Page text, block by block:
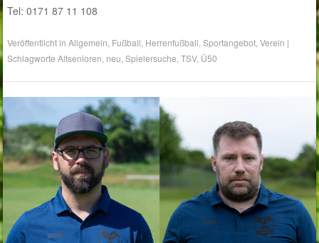
Tel: 0171 87 11 108
Veröffentlicht inAllgemein Fußball Herrenfußball ,Sportangebot ,Verein |
SchlagworteAltsenioren neu ,Spielersuche ,TSV, Ü50